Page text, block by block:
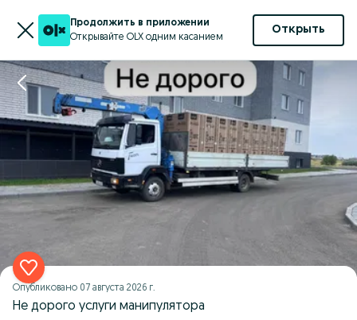
Продолжить в приложении
Открывайте OLX одним касанием
Открыть
Опубликовано 07 августа 2026 г.
Не дорого услуги манипулятора